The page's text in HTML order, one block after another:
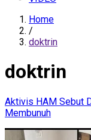
Home
/
doktrin
doktrin
Aktivis HAM Sebut
Membunuh